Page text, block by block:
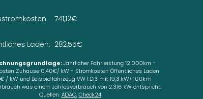
Laden:
741,12€
282,55€
Jährlicher Fahrleistung 12.000km -
Zuhause 0,40€/ kW - Stromkosten Öffentliches Laden
/ kW und Beispielfahrzeug VW I.D.3 mit 19,3 kW/ 100km
was einem Jahresverbrauch von 2.316 kW entspricht.
Quellen:ADAC,Check24